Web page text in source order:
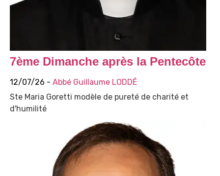
7ème Dimanche après la Pentecôte
12/07/26 - Abbé Guillaume LODDÉ
Ste Maria Goretti modèle de pureté de charité et
d'humilité